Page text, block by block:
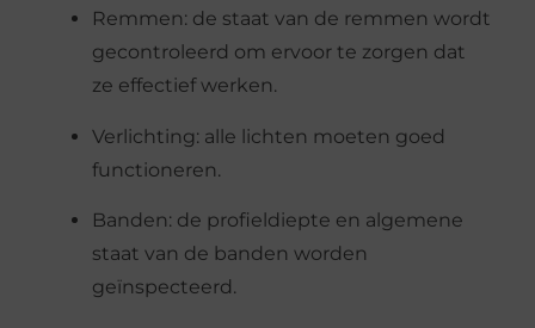
Remmen: de staat van de remmen wordt
gecontroleerd om ervoor te zorgen dat
ze effectief werken.
Verlichting: alle lichten moeten goed
functioneren.
Banden: de profieldiepte en algemene
staat van de banden worden
geïnspecteerd.